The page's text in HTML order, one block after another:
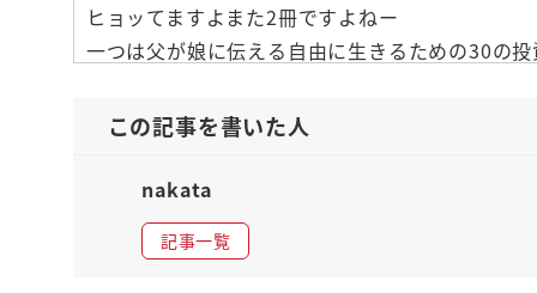
ヒョッてますよまた2冊ですよねー
一つは父が娘に伝える自由に生きるための30の
保護者会なんですよねこれ海外の方が米書いてま
られるようにということでお金って何だ
通して何なんだということを根本から変えてい
この記事を書いた人
nakata
記事一覧